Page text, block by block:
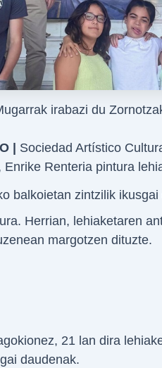
irabazi du
| Sociedad Artístico
Renteria pintura
balkoietan zintzilik
Herrian, lehiaketaren
margotzen dituzte.
21 lan dira
daudenak.